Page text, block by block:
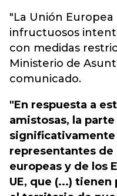
"La Unión
infructuosos
con medidas
Ministerio de
comunicado.
"En respuesta a
amistosas, la
significativamente
representantes
europeas y de los
UE, que (...)